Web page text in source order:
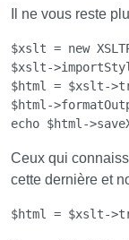
Il ne vous reste
$xslt = new
$xslt-
$html = $xslt-
$html-
Ceux qui
cette dernière et